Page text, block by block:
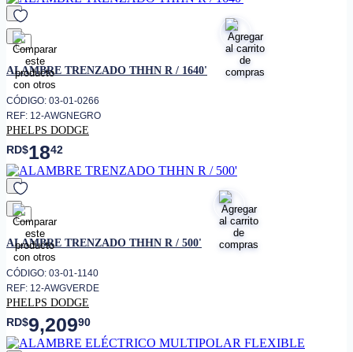
favorito
ALAMBRE TRENZADO THHN R / 1640'
CÓDIGO: 03-01-0266
REF: 12-AWGNEGRO
PHELPS DODGE
RD$1842
favorito
ALAMBRE TRENZADO THHN R / 500'
CÓDIGO: 03-01-1140
REF: 12-AWGVERDE
PHELPS DODGE
RD$9,20990